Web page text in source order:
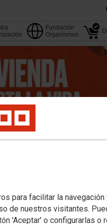
para facilitar la navegación
de nuestros visitantes.
'Aceptar' o configurarlas o
Fundación
Organismos
Migraciones
Institucional y M.